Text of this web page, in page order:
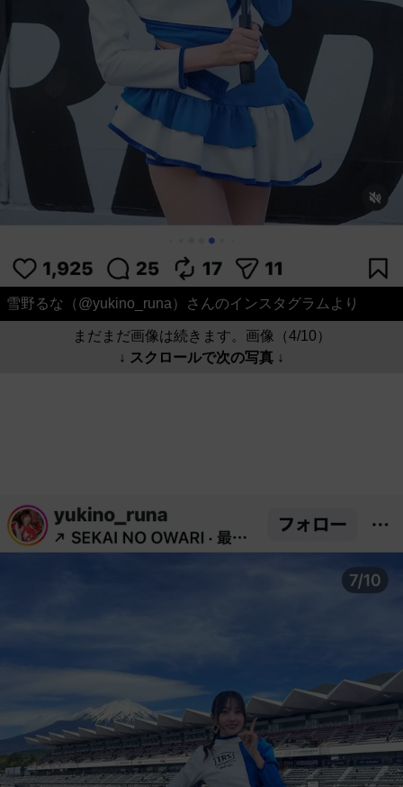
雪野るな（@yukino_runa）さんのインスタグラムより
まだまだ画像は続きます。画像（4/10）
↓ スクロールで次の写真 ↓